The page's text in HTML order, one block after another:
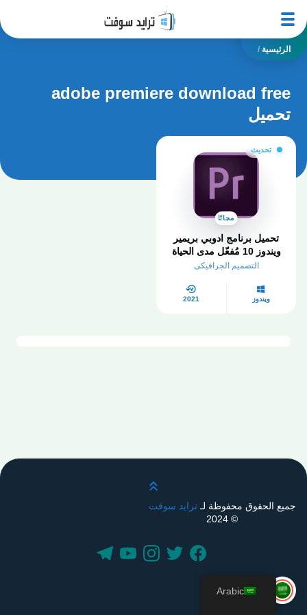
الرئيسية /
adobe premiere download free
تحميل
تحديث
مجانًا
تحميل برنامج ادوبي بريمير
ويندوز 10 مُفعّل مدى الحياة
من ميديا فاير
التصميم الجرافيكي
ويندوز 2021
قم بالتمرير لأعلى
جميع الحقوق محفوظة لـترايد سوفت
© 2024
Arabic